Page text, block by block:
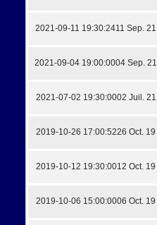
2021-09-11 19:30:2411 Sep. 21
2021-09-04 19:00:0004 Sep. 21
2021-07-02 19:30:0002 Juil. 21
2019-10-26 17:00:5226 Oct. 19
2019-10-12 19:30:0012 Oct. 19
2019-10-06 15:00:0006 Oct. 19